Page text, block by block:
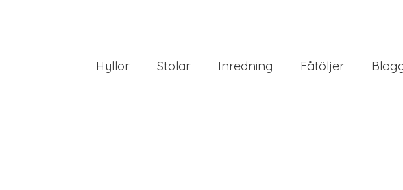
Hyllor Stolar Inredning Fåtöljer